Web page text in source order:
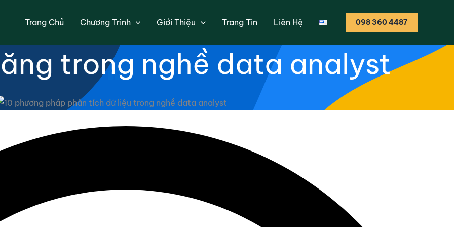
Trang Chủ Chương Trình Giới Thiệu Trang Tin Liên Hệ 098 360 4487
phân tích dữ liệu cần thành thạo
trong nghề data analyst